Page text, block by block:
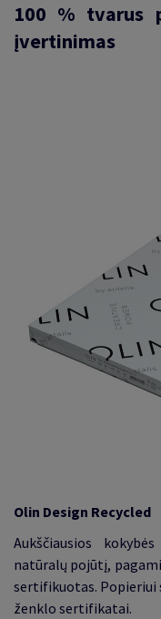
100 % tvarus
įvertinimas
Olin Design Recycled
Aukščiausios
natūralų pojūtį,
sertifikuotas. Popieriui
ženklo sertifikatai.